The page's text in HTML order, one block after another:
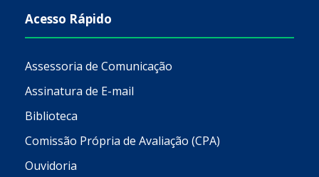
Acesso Rápido
Assessoria de Comunicação
Assinatura de E-mail
Biblioteca
Comissão Própria de Avaliação (CPA)
Ouvidoria